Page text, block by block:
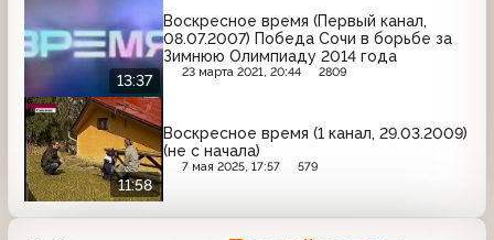
13:37
Воскресное время (Первый канал,
08.07.2007) Победа Сочи в борьбе за
Зимнюю Олимпиаду 2014 года
23 марта 2021, 20:44 2809
11:58
Воскресное время (1 канал, 29.03.2009)
(не с начала)
7 мая 2025, 17:57 579